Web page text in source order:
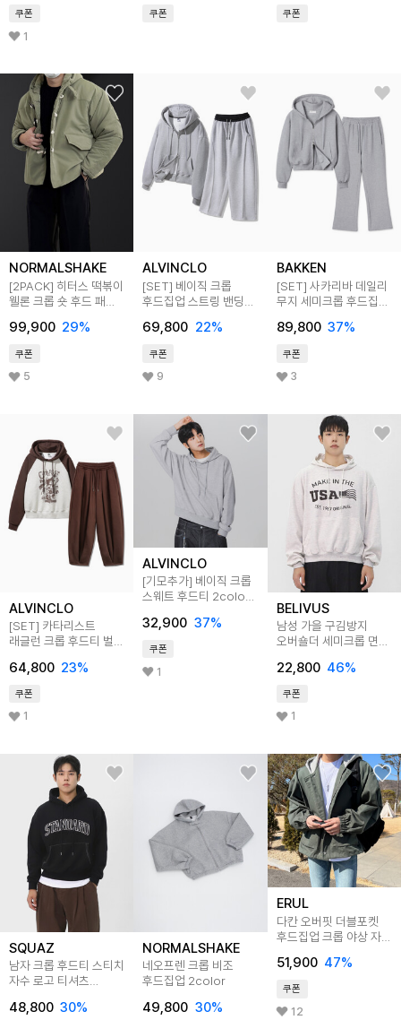
쿠폰
1
쿠폰 쿠폰
NORMALSHAKE
[2PACK] 히터스 떡볶이
웰론 크롭 숏 후드 패딩
99,900 29%
쿠폰
5
ALVINCLO
[SET] 베이직 크롭
후드집업 스트링 밴딩
69,800 22%
쿠폰
9
BAKKEN
[SET] 사카리바 데일리
무지 세미크롭 후드집업
89,800 37%
쿠폰
3
ALVINCLO
[SET] 카타리스트
래글런 크롭 후드티 벌룬
64,800 23%
쿠폰
1
ALVINCLO
[기모추가] 베이직 크롭
스웨트 후드티 2color
32,900 37%
쿠폰
1
BELIVUS
남성 가을 구김방지
오버숄더 세미크롭 면
22,800 46%
쿠폰
1
SQUAZ
남자 크롭 후드티 스티치
자수 로고 티셔츠
48,800 30%
NORMALSHAKE
네오프렌 크롭 비조
후드집업 2color
49,800 30%
ERUL
다칸 오버핏 더블포켓
후드집업 크롭 야상 자켓
51,900 47%
쿠폰
12